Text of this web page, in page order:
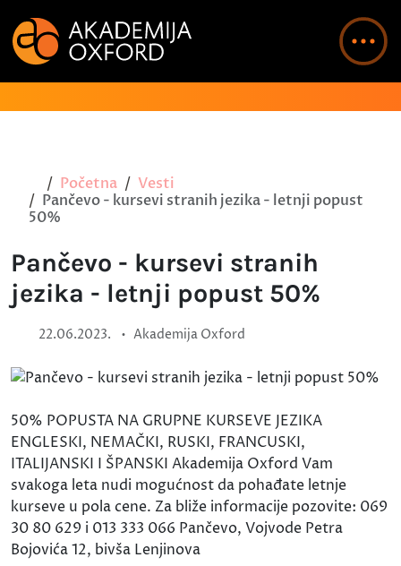
Početna
Vesti
Pančevo - kursevi stranih jezika - letnji popust
50%
Pančevo - kursevi stranih
jezika - letnji popust 50%
22.06.2023. • Akademija Oxford
50% POPUSTA NA GRUPNE KURSEVE JEZIKA
ENGLESKI, NEMAČKI, RUSKI, FRANCUSKI,
ITALIJANSKI I ŠPANSKI Akademija Oxford Vam
svakoga leta nudi mogućnost da pohađate letnje
kurseve u pola cene. Za bliže informacije pozovite: 069
30 80 629 i 013 333 066 Pančevo, Vojvode Petra
Bojovića 12, bivša Lenjinova